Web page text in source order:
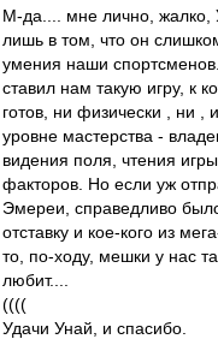
М-да.... мне лично, жалко,
лишь в том, что он
умения наши
ставил нам такую игру, к
готов, ни физически , ни ,
уровне мастерства -
видения поля, чтения
факторов. Но если уж
Эмереи, справедливо
отставку и кое-кого из
то, по-ходу, мешки у нас
любит....
((((
Удачи Унай, и спасибо.